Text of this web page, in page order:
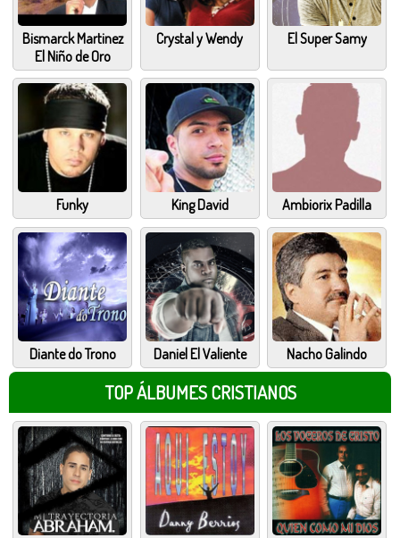
Bismarck Martinez
El Niño de Oro
Crystal y Wendy El Super Samy
Funky King David Ambiorix Padilla
Diante do Trono Daniel El Valiente Nacho Galindo
TOP ÁLBUMES CRISTIANOS